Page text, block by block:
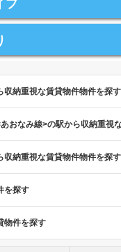
プ
収納重視な賃貸物件物件を探す
おなみ線>の駅から収納重視
収納重視な賃貸物件物件を探す
を探す
物件を探す